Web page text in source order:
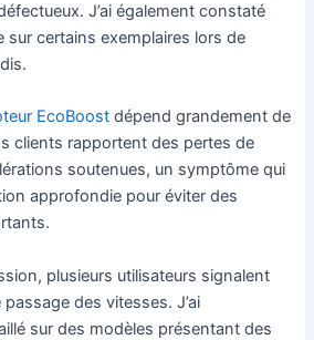
J’ai également constaté
sur certains exemplaires lors de
EcoBoostdépend grandement de
clients rapportent des pertes de
soutenues, un symptôme qui
approfondie pour éviter des
plusieurs utilisateurs signalent
des vitesses. J’ai
sur des modèles présentant des